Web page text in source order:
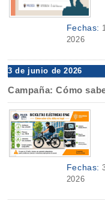
Fechas:
2026
3 de junio de 2026
Campaña: Cómo
Fechas:
2026